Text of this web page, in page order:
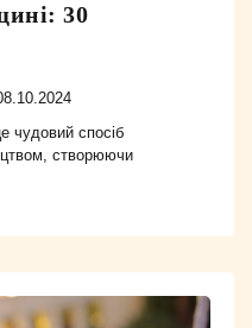
30
чудовий спосіб
створюючи